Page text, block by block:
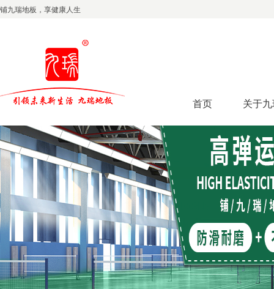
铺九瑞地板，享健康人生
首页 关于